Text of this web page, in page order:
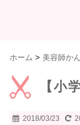
ホーム > 美容師か
【小
2018/03/23